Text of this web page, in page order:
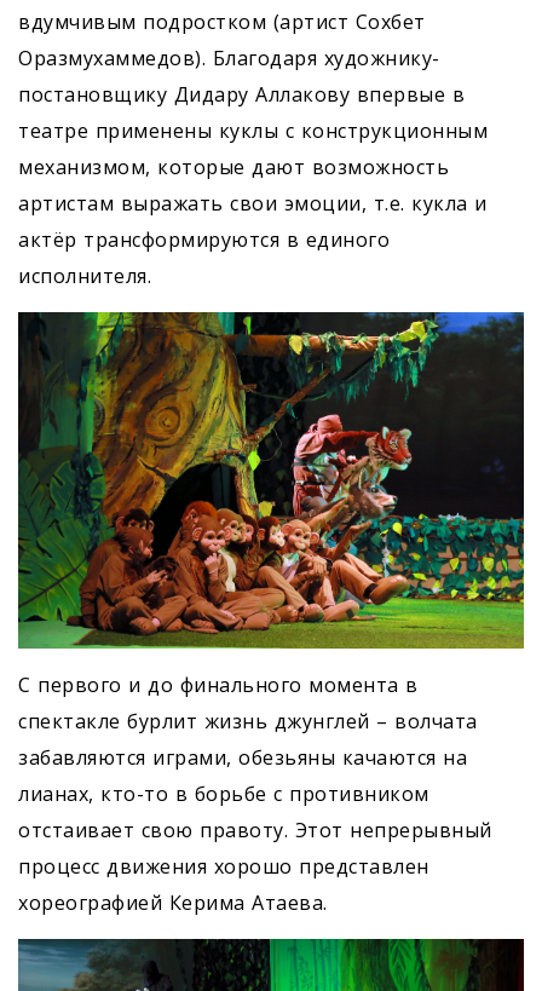
вдумчивым подростком (артист Сохбет
Opaзмухаммедов). Благодаря художнику-
постановщику Дидару Аллакову впервые в
театре применены куклы с конструкционным
механизмом, которые дают возможность
артистам выражать свои эмоции, т.е. кукла и
актёр трансформируются в единого
исполнителя.
С первого и до финального момента в
спектакле бурлит жизнь джунглей – волчата
забавляются играми, обезьяны качаются на
лианах, кто-то в борьбе с противником
отстаивает свою правоту. Этот непрерывный
процесс движения хорошо представлен
хореографией Керима Атаева.